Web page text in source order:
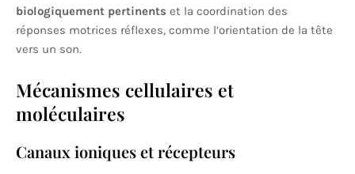
biologiquement pertinents et la coordination des
réponses motrices réflexes, comme l’orientation de la tête
vers un son.
Mécanismes cellulaires et
moléculaires
Canaux ioniques et récepteurs